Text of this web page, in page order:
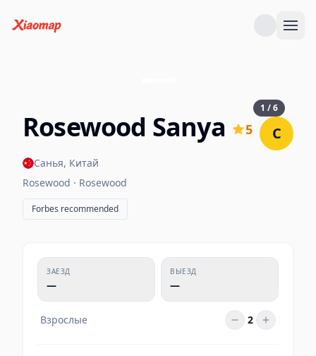
1 /6
Rosewood Sanya 5 C
Санья, Китай
Rosewood · Rosewood
Forbes recommended
ЗАЕЗД
—
ВЫЕЗД
—
Взрослые 2